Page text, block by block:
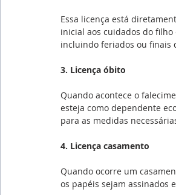
Essa licença está
inicial aos cuidados do filho
incluindo feriados ou finais
3. Licença óbito
Quando acontece o
esteja como dependente
para as medidas
4. Licença casamento
Quando ocorre um
os papéis sejam assinados